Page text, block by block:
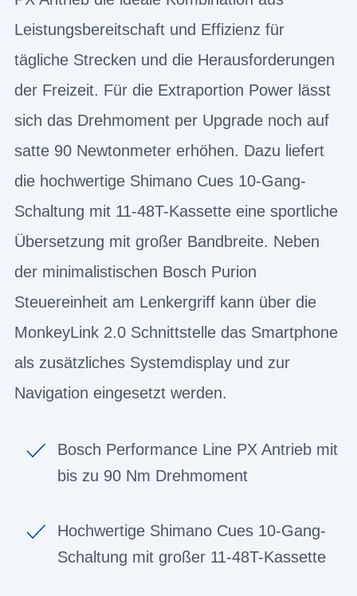
Leistungsbereitschaft und Effizienz für
tägliche Strecken und die Herausforderungen
der Freizeit. Für die Extraportion Power lässt
sich das Drehmoment per Upgrade noch auf
satte 90 Newtonmeter erhöhen. Dazu liefert
die hochwertige Shimano Cues 10-Gang-
Schaltung mit 11-48T-Kassette eine sportliche
Übersetzung mit großer Bandbreite. Neben
der minimalistischen Bosch Purion
Steuereinheit am Lenkergriff kann über die
MonkeyLink 2.0 Schnittstelle das Smartphone
als zusätzliches Systemdisplay und zur
Navigation eingesetzt werden.
Bosch Performance Line PX Antrieb mit
bis zu 90 Nm Drehmoment
Hochwertige Shimano Cues 10-Gang-
Schaltung mit großer 11-48T-Kassette